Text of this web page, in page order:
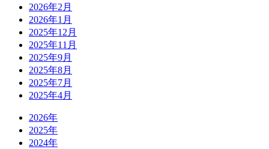
2026年2月
2026年1月
2025年12月
2025年11月
2025年9月
2025年8月
2025年7月
2025年4月
2026年
2025年
2024年